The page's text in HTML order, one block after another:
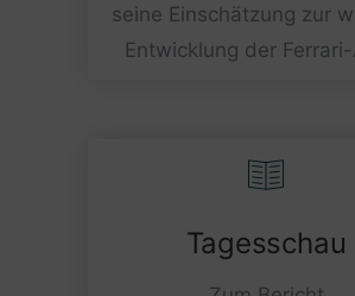
seine Einschätzung zur
Entwicklung der
Tagesschau